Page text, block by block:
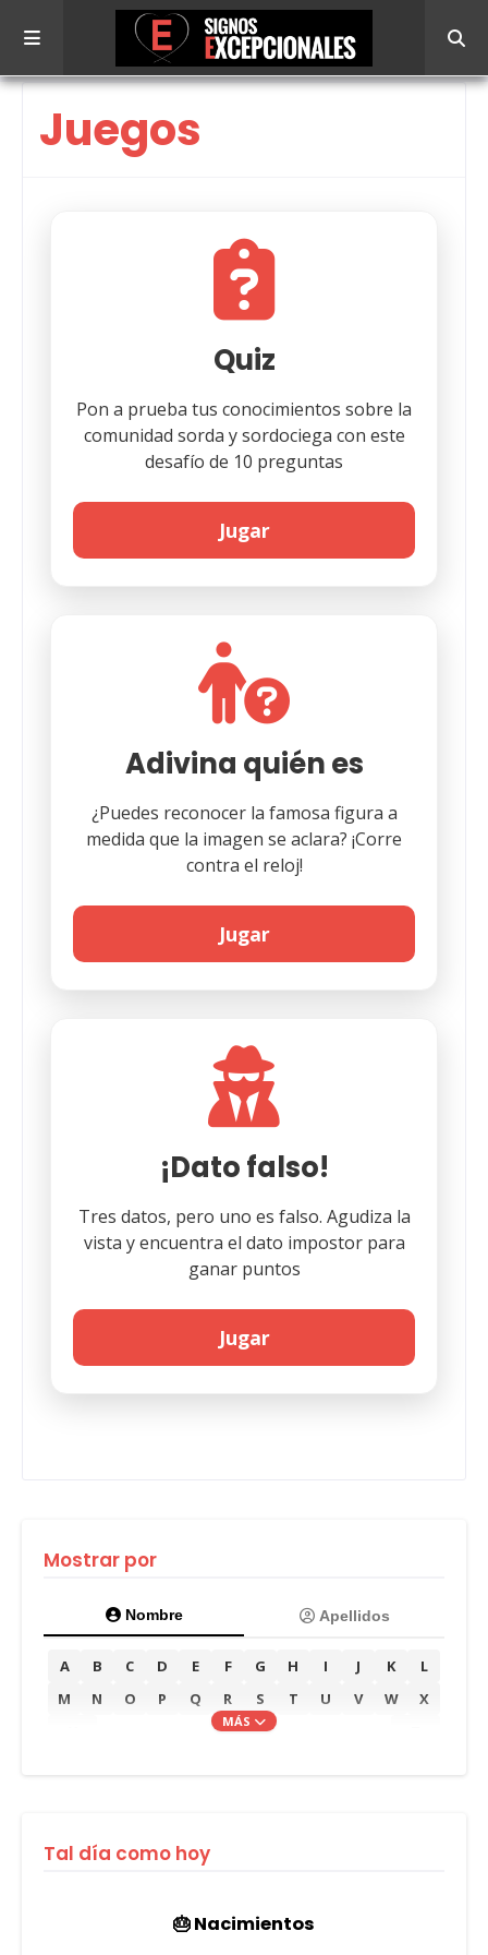
Juegos
Quiz
Pon a prueba tus conocimientos sobre la
comunidad sorda y sordociega con este
desafío de 10 preguntas
Jugar
Adivina quién es
¿Puedes reconocer la famosa figura a
medida que la imagen se aclara? ¡Corre
contra el reloj!
Jugar
¡Dato falso!
Tres datos, pero uno es falso. Agudiza la
vista y encuentra el dato impostor para
ganar puntos
Jugar
Mostrar por
Nombre Apellidos
A B C D E F G H I J K
L
M
N O P Q R S T U V W
X
MÁS
Tal día como hoy
🎂 Nacimientos